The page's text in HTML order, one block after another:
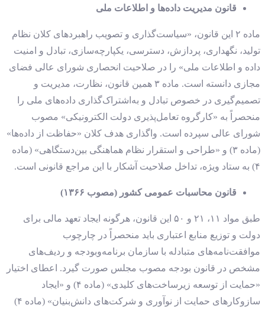
قانون مدیریت داده‌ها و اطلاعات ملی
ماده ۲ این قانون، «سیاست‌گذاری و تصویب راهبردهای کلان نظام
تولید، نگهداری، پردازش، دسترسی، یکپارچه‌سازی، تبادل و امنیت
داده و اطلاعات ملی» را در صلاحیت انحصاری شورای عالی فضای
مجازی دانسته است. ماده ۳ همین قانون، نظارت، مدیریت و
تصمیم‌گیری در خصوص تبادل و به‌اشتراک‌گذاری داده‌های ملی را
منحصراً به «کارگروه تعامل‌پذیری دولت الکترونیکی» مصوب
شورای عالی سپرده است. واگذاری هدف کلان «حفاظت از داده‌ها»
(ماده ۳) و «طراحی و استقرار نظام هماهنگی بین‌دستگاهی» (ماده
۴) به ستاد ویژه، تداخل صلاحیت آشکار با این مراجع قانونی است.
قانون محاسبات عمومی کشور (مصوب ۱۳۶۶)
طبق مواد ۱۱، ۲۱ و ۵۰ این قانون، هرگونه ایجاد تعهد مالی برای
دولت و توزیع منابع اعتباری باید منحصراً در چارچوب
موافقت‌نامه‌های متبادله با سازمان برنامه‌وبودجه و ردیف‌های
مشخص در قانون بودجه مصوب مجلس صورت گیرد. اعطای اختیار
«حمایت از توسعه زیرساخت‌های کلیدی» (ماده ۴) و «ایجاد
سازوکارهای حمایت از نوآوری و شرکت‌های دانش‌بنیان» (ماده ۴)